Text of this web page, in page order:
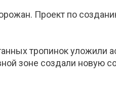
Проект по
тропинок уложили
зоне создали новую